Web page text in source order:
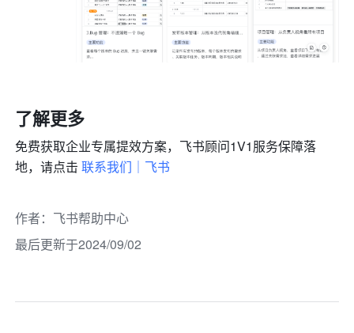
了解更多
免费获取企业专属提效方案，飞书顾问1V1服务保障落
地，请点击 联系我们｜飞书
作者： 飞书帮助中心
最后更新于2024/09/02